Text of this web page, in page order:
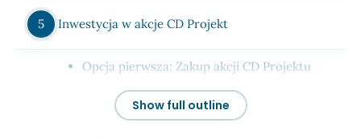
Inwestycja w akcje CD Projekt
Opcja pierwsza: Zakup akcji CD Projektu
Opcja druga: Aktywny handel akcjami CD
Projektu
Show full outline